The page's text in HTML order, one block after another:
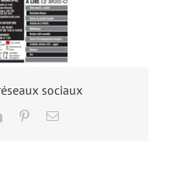
sociaux
LinkedInPinterestEmail